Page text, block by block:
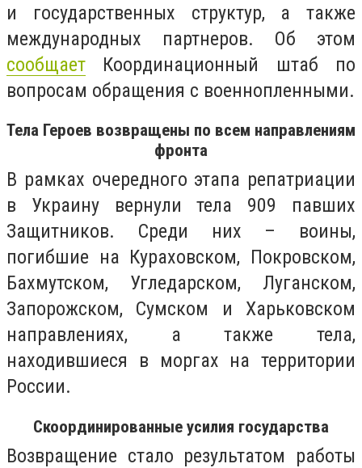
и государственных структур, а также
международных партнеров. Об этом
сообщает Координационный штаб по
вопросам обращения с военнопленными.
Тела Героев возвращены по всем направлениям
фронта
В рамках очередного этапа репатриации
в Украину вернули тела 909 павших
Защитников. Среди них – воины,
погибшие на Кураховском, Покровском,
Бахмутском, Угледарском, Луганском,
Запорожском, Сумском и Харьковском
направлениях, а также тела,
находившиеся в моргах на территории
России.
Скоординированные усилия государства
Возвращение стало результатом работы